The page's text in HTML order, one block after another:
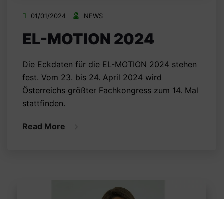
01/01/2024 NEWS
EL-MOTION 2024
Die Eckdaten für die EL-MOTION 2024 stehen
fest. Vom 23. bis 24. April 2024 wird
Österreichs größter Fachkongress zum 14. Mal
stattfinden.
Read More